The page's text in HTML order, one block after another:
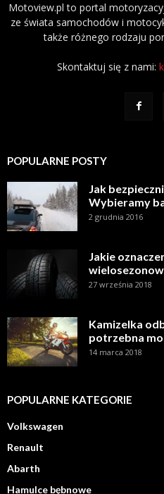
Motoview.pl to portal
ze świata samochodów i
także różnego rodzaju
Skontaktuj się z nami:
POPULARNE POSTY
Jak
Wybieramy
2 grudnia 2016
Jakie
27 września 2018
Kamizelka
potrzebna
14 marca 2018
POPULARNE KATEGORIE
Volkswagen
Renault
Abarth
Hamulce bębnowe